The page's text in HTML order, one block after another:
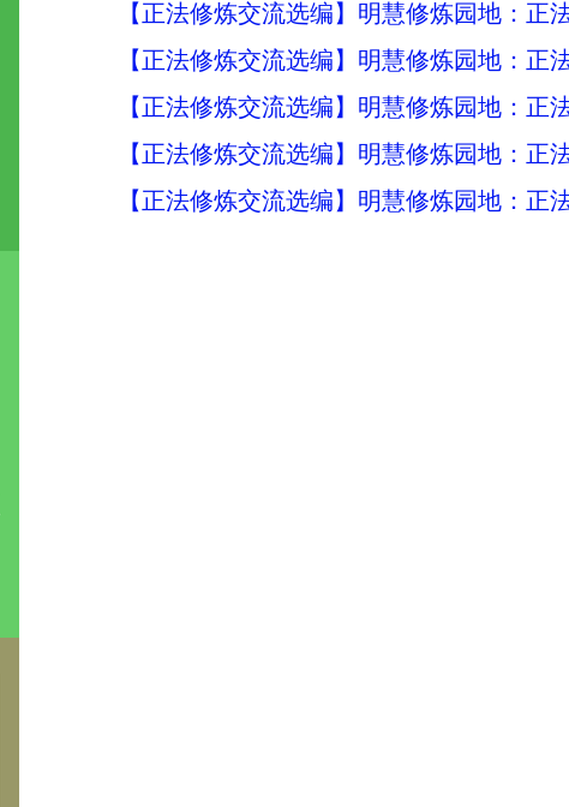
【正法修炼交流选编】明慧修炼园地：正
【正法修炼交流选编】明慧修炼园地：正
【正法修炼交流选编】明慧修炼园地：正
【正法修炼交流选编】明慧修炼园地：正
【正法修炼交流选编】明慧修炼园地：正